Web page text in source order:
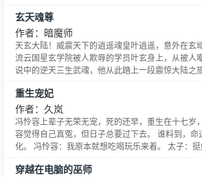
完结文，欢迎戳，按完成时间顺序
玄天魂尊
作者：暗魔师
天玄大陆！威震天下的逍遥魂皇叶逍遥，意外在玄
流云国星玄学院被人欺辱的学员叶玄身上，从被人
说中的逆天三生武魂，他从此踏上一段震惊大陆之
重生宠妃
作者：久岚
冯怜容上辈子无荣无宠，死的还早，重生在十七岁
容觉得自己真冤，但日子总要过下去。 谁料到，
化。 冯怜容：我原本就想吃喝玩乐来着。 太子：挺
完结文： 嫡女奋斗史 漫漫追妻路 专栏求包养！
穿越在电脑的巫师